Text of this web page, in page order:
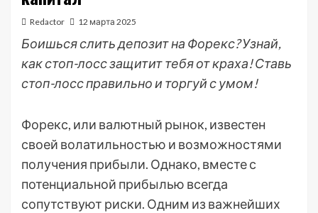
Redactor 12 марта 2025
Боишься слить депозит на Форекс? Узнай,
как стоп-лосс защитит тебя от краха! Ставь
стоп-лосс правильно и торгуй с умом!
Форекс, или валютный рынок, известен
своей волатильностью и возможностями
получения прибыли. Однако, вместе с
потенциальной прибылью всегда
сопутствуют риски. Одним из важнейших